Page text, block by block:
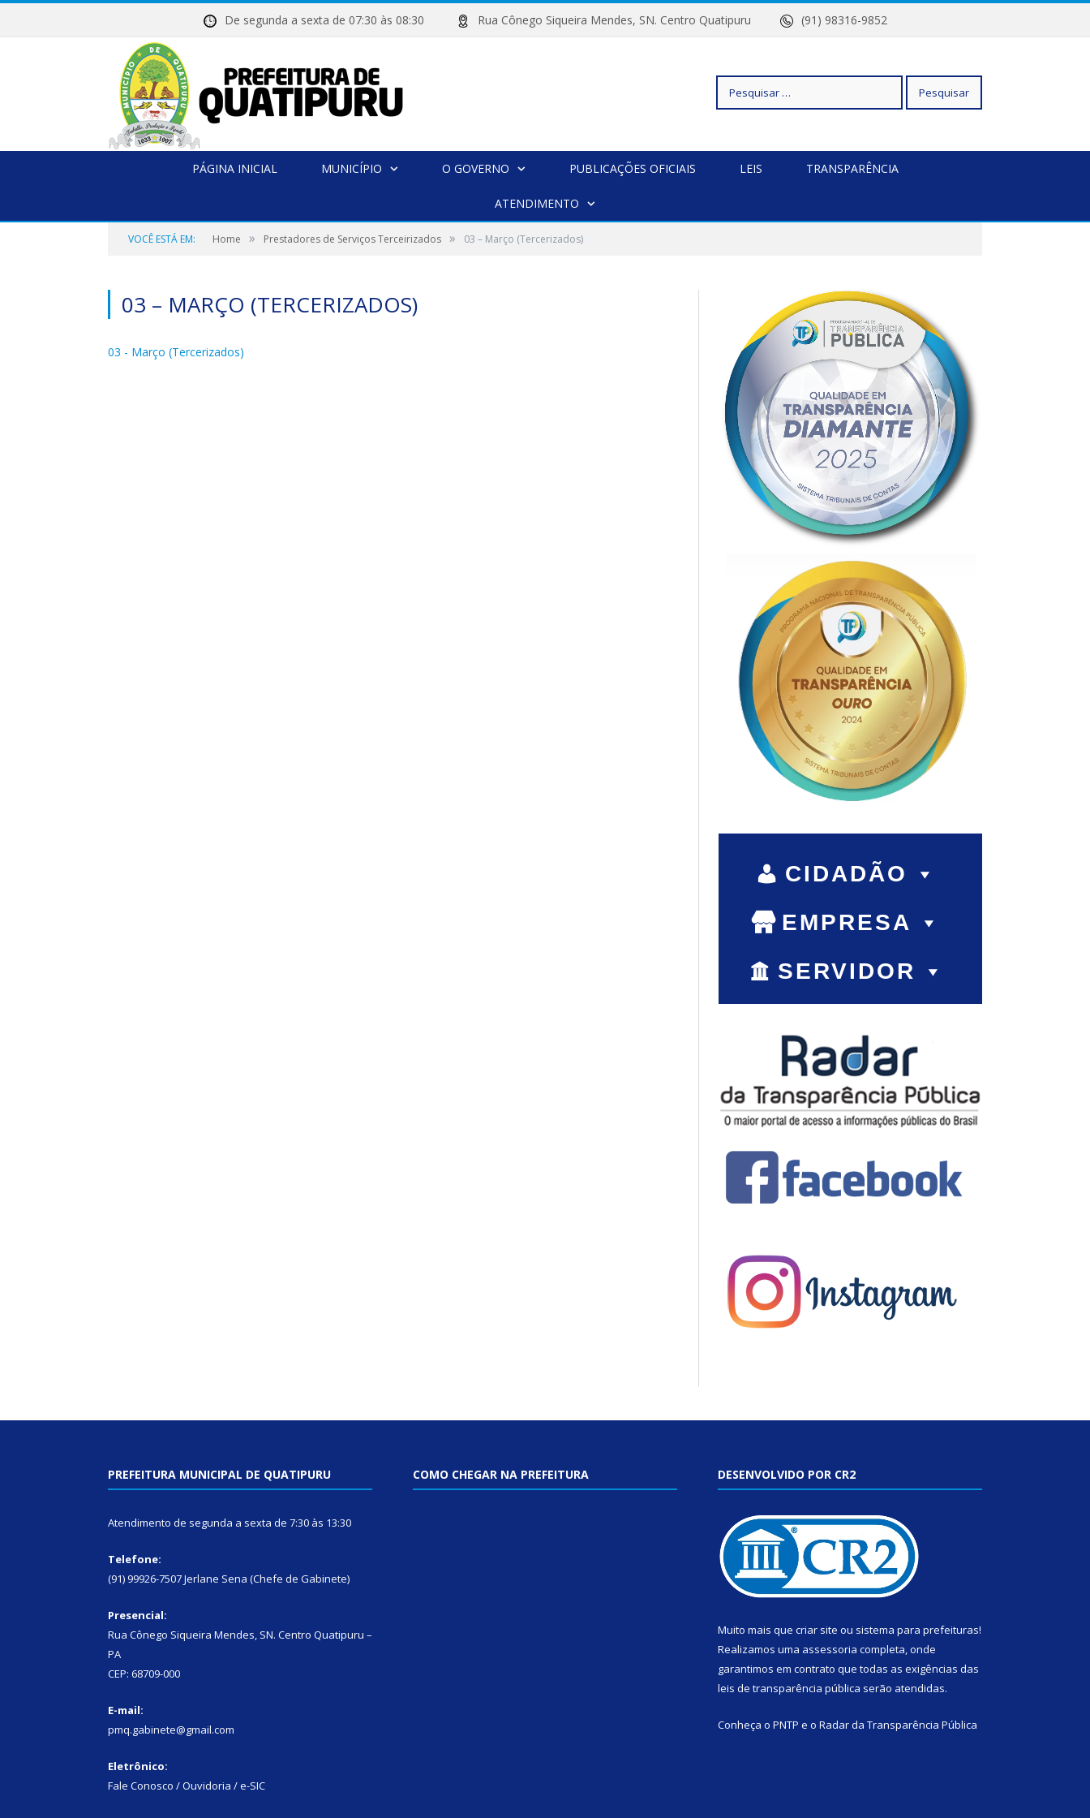
De segunda a sexta de 07:30 às 08:30 Rua Cônego Siqueira Mendes, SN. Centro Quatipuru (91) 98316-9852
Pesquisar
PÁGINA INICIAL MUNICÍPIO O GOVERNO PUBLICAÇÕES OFICIAIS LEIS TRANSPARÊNCIA
ATENDIMENTO
VOCÊ ESTÁ EM: Home » Prestadores de Serviços Terceirizados » 03 – Março (Tercerizados)
03 – MARÇO (TERCERIZADOS)
03 - Março (Tercerizados)
CIDADÃO
EMPRESA
SERVIDOR
PREFEITURA MUNICIPAL DE QUATIPURU
Atendimento de segunda a sexta de 7:30 às 13:30
Telefone:
(91) 99926-7507 Jerlane Sena (Chefe de Gabinete)
Presencial:
Rua Cônego Siqueira Mendes, SN. Centro Quatipuru –
PA
CEP: 68709-000
E-mail:
pmq.gabinete@gmail.com
Eletrônico:
Fale Conosco / Ouvidoria / e-SIC
COMO CHEGAR NA PREFEITURA DESENVOLVIDO POR CR2
Muito mais que criar site ou sistema para prefeituras!
Realizamos uma assessoria completa, onde
garantimos em contrato que todas as exigências das
leis de transparência pública serão atendidas.
Conheça o PNTP e o Radar da Transparência Pública